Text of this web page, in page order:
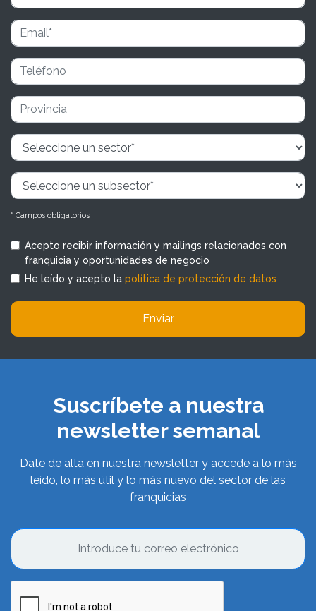
* Campos obligatorios
Acepto recibir información y mailings relacionados con
franquicia y oportunidades de negocio
He leído y acepto la política de protección de datos
Enviar
Suscríbete a nuestra
newsletter semanal
Date de alta en nuestra newsletter y accede a lo más
leído, lo más útil y lo más nuevo del sector de las
franquicias